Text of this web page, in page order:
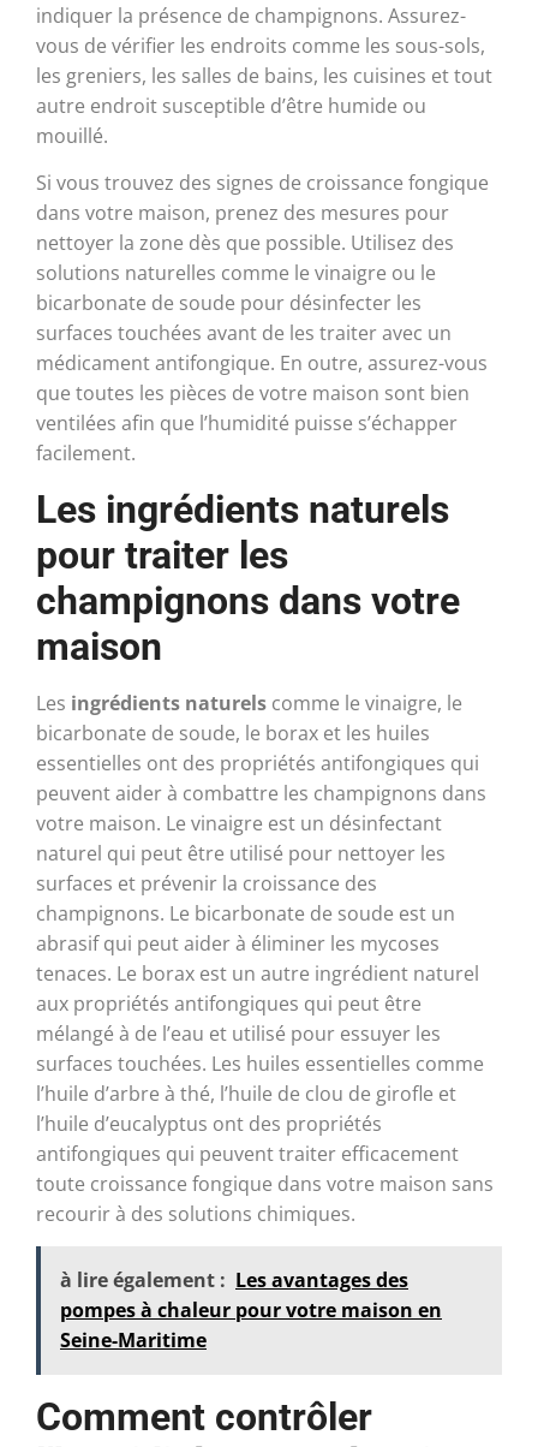
indiquer la présence de champignons. Assurez-
vous de vérifier les endroits comme les sous-sols,
les greniers, les salles de bains, les cuisines et tout
autre endroit susceptible d’être humide ou
mouillé.
Si vous trouvez des signes de croissance fongique
dans votre maison, prenez des mesures pour
nettoyer la zone dès que possible. Utilisez des
solutions naturelles comme le vinaigre ou le
bicarbonate de soude pour désinfecter les
surfaces touchées avant de les traiter avec un
médicament antifongique. En outre, assurez-vous
que toutes les pièces de votre maison sont bien
ventilées afin que l’humidité puisse s’échapper
facilement.
Les ingrédients naturels
pour traiter les
champignons dans votre
maison
Les ingrédients naturels comme le vinaigre, le
bicarbonate de soude, le borax et les huiles
essentielles ont des propriétés antifongiques qui
peuvent aider à combattre les champignons dans
votre maison. Le vinaigre est un désinfectant
naturel qui peut être utilisé pour nettoyer les
surfaces et prévenir la croissance des
champignons. Le bicarbonate de soude est un
abrasif qui peut aider à éliminer les mycoses
tenaces. Le borax est un autre ingrédient naturel
aux propriétés antifongiques qui peut être
mélangé à de l’eau et utilisé pour essuyer les
surfaces touchées. Les huiles essentielles comme
l’huile d’arbre à thé, l’huile de clou de girofle et
l’huile d’eucalyptus ont des propriétés
antifongiques qui peuvent traiter efficacement
toute croissance fongique dans votre maison sans
recourir à des solutions chimiques.
à lire également : Les avantages des
pompes à chaleur pour votre maison en
Seine-Maritime
Comment contrôler